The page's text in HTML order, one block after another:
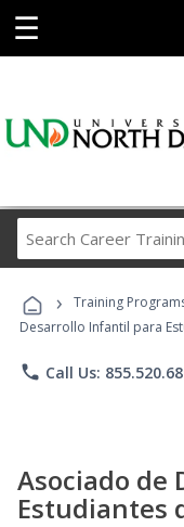
☰
› Training
Desarrollo Infantil para
phone Call Us:
Asociado de
Estudiantes